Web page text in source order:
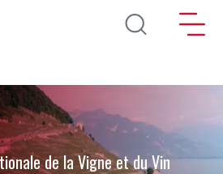
Aller au contenu principal
de la Vigne et du Vin